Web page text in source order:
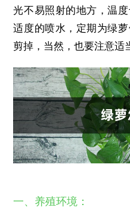
光不易照射的地方，温
适度的喷水，定期为绿
剪掉，当然，也要注意适
一、养殖环境：